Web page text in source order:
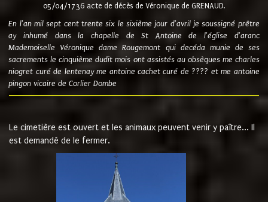
05/04/1736 acte de décès de Véronique de GRENAUD.
En l'an mil sept cent trente six le sixième jour d'avril je soussigné prêtre
ay inhumé dans la chapelle de St Antoine de l'église d'aranc
Mademoiselle Véronique dame Rougemont qui decéda munie de ses
sacrements le cinquième dudit mois ont assistés au obsèques me charles
niogret curé de lentenay me antoine cachet curé de ???? et me antoine
pingon vicaire de Corlier Dombe
Le cimetière est ouvert et les animaux peuvent venir y paître... Il
est demandé de le fermer.